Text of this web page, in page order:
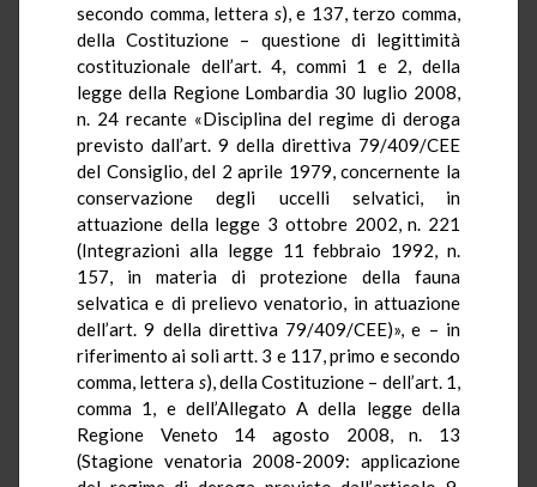
secondo comma, lettera s), e 137, terzo comma,
della Costituzione – questione di legittimità
costituzionale dell’art. 4, commi 1 e 2, della
legge della Regione Lombardia 30 luglio 2008,
n. 24 recante «Disciplina del regime di deroga
previsto dall’art. 9 della direttiva 79/409/CEE
del Consiglio, del 2 aprile 1979, concernente la
conservazione degli uccelli selvatici, in
attuazione della legge 3 ottobre 2002, n. 221
(Integrazioni alla legge 11 febbraio 1992, n.
157, in materia di protezione della fauna
selvatica e di prelievo venatorio, in attuazione
dell’art. 9 della direttiva 79/409/CEE)», e – in
riferimento ai soli artt. 3 e 117, primo e secondo
comma, lettera s), della Costituzione – dell’art. 1,
comma 1, e dell’Allegato A della legge della
Regione Veneto 14 agosto 2008, n. 13
(Stagione venatoria 2008-2009: applicazione